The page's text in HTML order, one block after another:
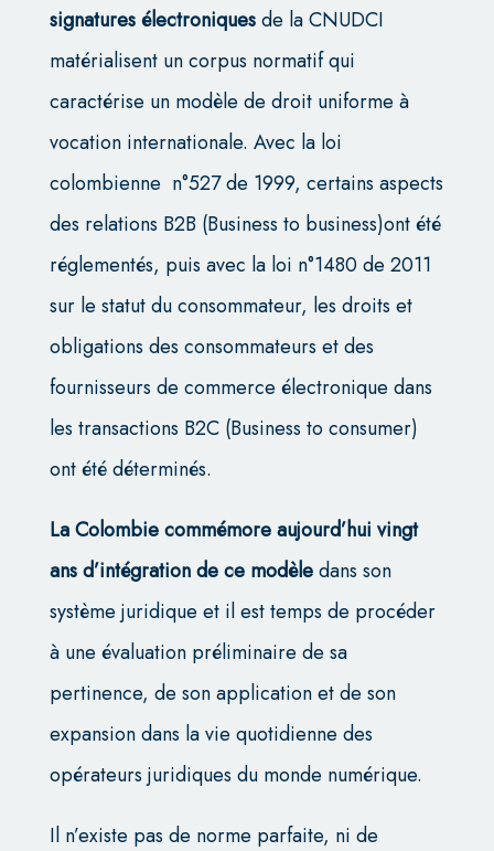
signatures électroniquesde la CNUDCI
matérialisent un corpus normatif qui
caractérise un modèle de droit uniforme à
vocation internationale. Avec la loi
colombienne n°527 de 1999, certains aspects
des relations B2B (Business to business)ont été
réglementés, puis avec la loi n°1480 de 2011
sur le statut du consommateur, les droits et
obligations des consommateurs et des
fournisseurs de commerce électronique dans
les transactions B2C (Business to consumer)
ont été déterminés.
La Colombie commémore aujourd’hui vingt
ans d’intégration de ce modèledans son
système juridique et il est temps de procéder
à une évaluation préliminaire de sa
pertinence, de son application et de son
expansion dans la vie quotidienne des
opérateurs juridiques du monde numérique.
Il n’existe pas de norme parfaite, ni de